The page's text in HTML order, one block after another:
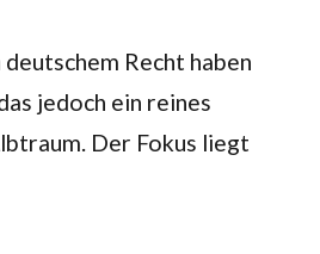
Recht haben
jedoch ein reines
Der Fokus liegt